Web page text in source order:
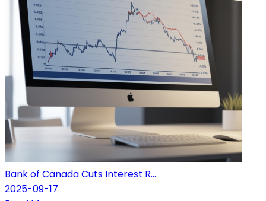
Bank of Canada Cuts Interest R...
2025-09-17